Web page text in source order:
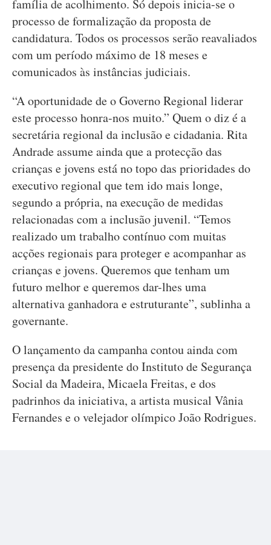
família de acolhimento. Só depois inicia-se o
processo de formalização da proposta de
candidatura. Todos os processos serão reavaliados
com um período máximo de 18 meses e
comunicados às instâncias judiciais.
“A oportunidade de o Governo Regional liderar
este processo honra-nos muito.” Quem o diz é a
secretária regional da inclusão e cidadania. Rita
Andrade assume ainda que a protecção das
crianças e jovens está no topo das prioridades do
executivo regional que tem ido mais longe,
segundo a própria, na execução de medidas
relacionadas com a inclusão juvenil. “Temos
realizado um trabalho contínuo com muitas
acções regionais para proteger e acompanhar as
crianças e jovens. Queremos que tenham um
futuro melhor e queremos dar-lhes uma
alternativa ganhadora e estruturante”, sublinha a
governante.
O lançamento da campanha contou ainda com
presença da presidente do Instituto de Segurança
Social da Madeira, Micaela Freitas, e dos
padrinhos da iniciativa, a artista musical Vânia
Fernandes e o velejador olímpico João Rodrigues.